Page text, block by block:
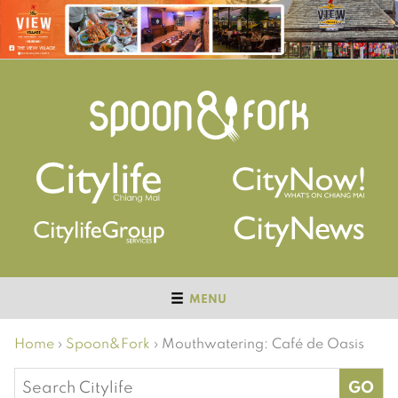
MENU
Home › Spoon&Fork › Mouthwatering: Café de Oasis
Search